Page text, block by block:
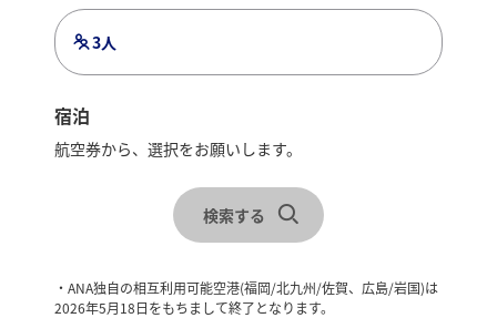
3人
宿泊
航空券から、選択をお願いします。
宿泊地を選択
チェックイン・チェックアウトを選択
検索する
・ANA独自の相互利用可能空港(福岡/北九州/佐賀、広島/岩国)は
2026年5月18日をもちまして終了となります。